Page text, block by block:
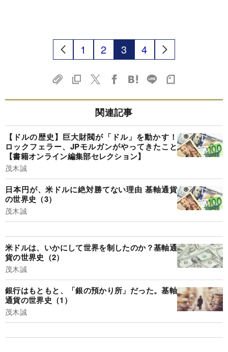
1 2 3 4
関連記事
【ドルの歴史】巨大財閥が「ドル」を動かす！
ロックフェラー、JPモルガンがやってきたこと
【書籍オンライン編集部セレクション】
茂木誠
日本円が、米ドルに絶対勝てない理由 基軸通貨
の世界史（3）
茂木誠
米ドルは、いかにして世界を制したのか？基軸通
貨の世界史（2）
茂木誠
銀行はもともと、「銀の預かり所」だった。基軸
通貨の世界史（1）
茂木誠